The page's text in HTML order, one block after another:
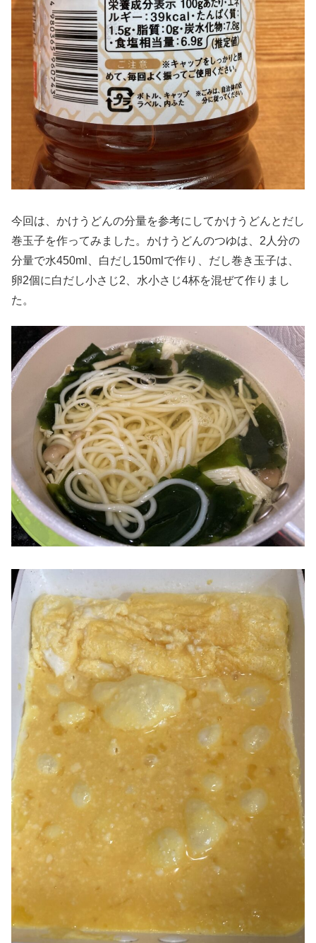
今回は、かけうどんの分量を参考にしてかけうどんとだし
巻玉子を作ってみました。かけうどんのつゆは、2人分の
分量で水450ml、白だし150mlで作り、だし巻き玉子は、
卵2個に白だし小さじ2、水小さじ4杯を混ぜて作りまし
た。